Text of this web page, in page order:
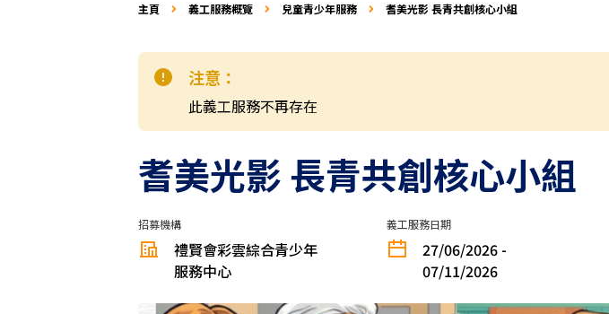
主頁 義工服務概覽 兒童青少年服務 耆美光影 長青共創核心小組
注意：
此義工服務不再存在
耆美光影 長青共創核心小組
招募機構
禮賢會彩雲綜合青少年
服務中心
義工服務日期
27/06/2026 -
07/11/2026